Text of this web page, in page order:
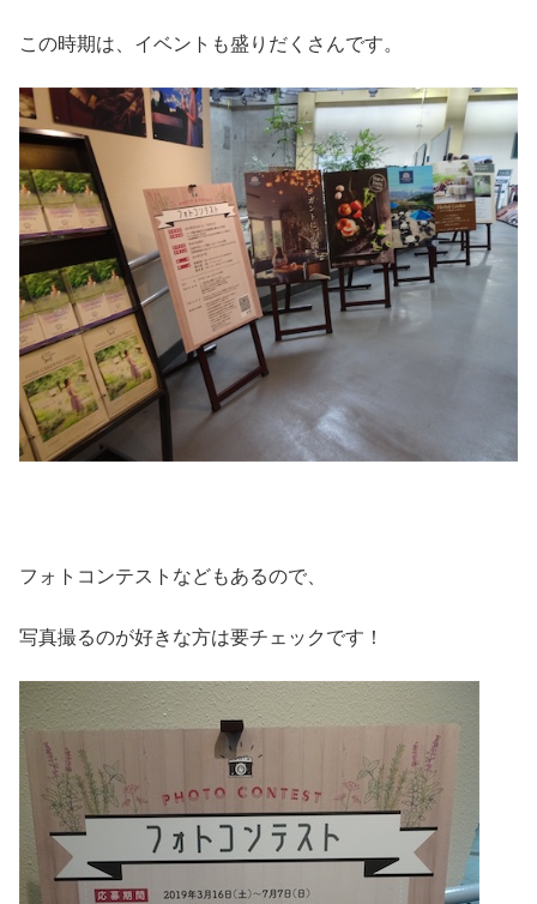
この時期は、イベントも盛りだくさんです。
フォトコンテストなどもあるので、
写真撮るのが好きな方は要チェックです！